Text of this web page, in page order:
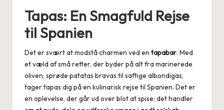
Tapas: En Smagfuld Rejse
til Spanien
Det er svært at modstå charmen ved en tapabar. Med
et væld af små retter, der byder på alt fra marinerede
oliven, sprøde patatas bravas til saftige albondigas,
tager tapas dig på en kulinarisk rejse til Spanien. Det er
en oplevelse, der går ud over blot at spise; det handler